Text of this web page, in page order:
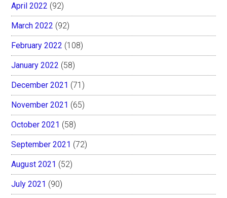
April 2022 (92)
March 2022 (92)
February 2022 (108)
January 2022 (58)
December 2021 (71)
November 2021 (65)
October 2021 (58)
September 2021 (72)
August 2021 (52)
July 2021 (90)